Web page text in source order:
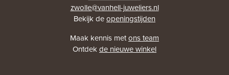
zwolle@vanhell-juweliers.nl
Bekijk deopeningstijden
Maak kennis metons team
Ontdekde nieuwe winkel